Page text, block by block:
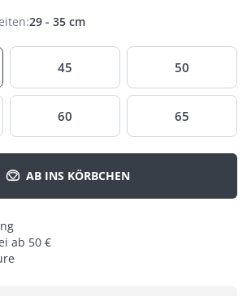
:29 - 35 cm
45 50
60 65
AB INS KÖRBCHEN
ab 50 €